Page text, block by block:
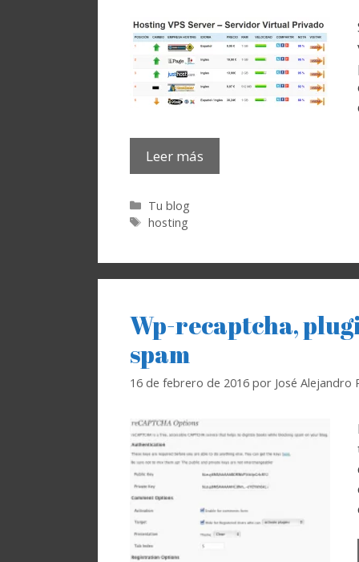
Leer más
Categorías
Tu blog
Etiquetas
hosting
Wp-recaptcha,
spam
16 de febrero de 2016 por José Alejandro